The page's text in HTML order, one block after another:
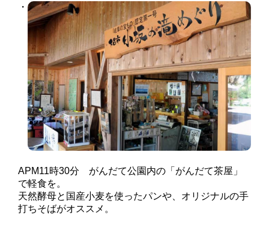
APM11時30分 がんだて公園内の「がんだて茶屋」
で軽食を。
天然酵母と国産小麦を使ったパンや、オリジナルの手
打ちそばがオススメ。